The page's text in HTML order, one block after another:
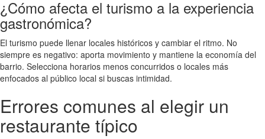
¿Cómo afecta el turismo a la experiencia
gastronómica?
El turismo puede llenar locales históricos y cambiar el ritmo. No
siempre es negativo: aporta movimiento y mantiene la economía del
barrio. Selecciona horarios menos concurridos o locales más
enfocados al público local si buscas intimidad.
Errores comunes al elegir un
restaurante típico